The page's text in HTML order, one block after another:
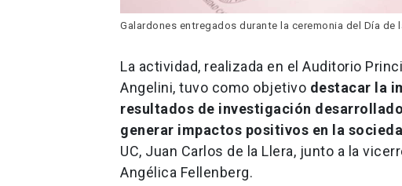
Galardones entregados durante la ceremonia del Día
La actividad, realizada en el Auditorio
Angelini, tuvo como objetivo destacar la
resultados de investigación
generar impactos positivos en la
UC, Juan Carlos de la Llera, junto a la
Angélica Fellenberg.